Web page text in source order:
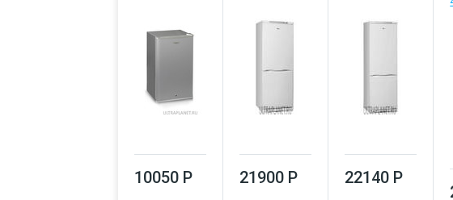
10050 Р 21900 Р 22140 Р